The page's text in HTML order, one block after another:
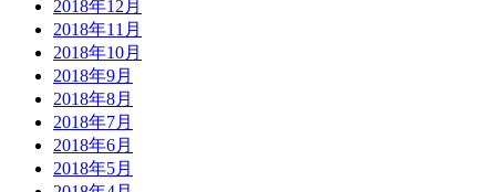
2018年12月
2018年11月
2018年10月
2018年9月
2018年8月
2018年7月
2018年6月
2018年5月